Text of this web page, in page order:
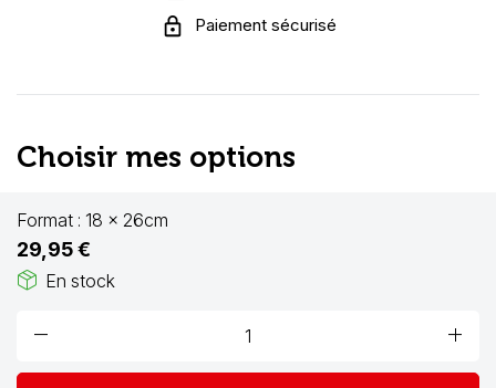
Paiement sécurisé
Choisir mes options
Format : 18 x 26cm
29,95 €
package_2 En stock
remove add